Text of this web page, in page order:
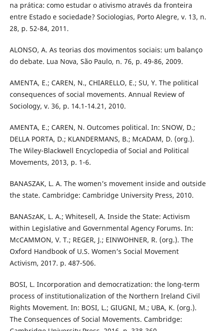
na prática: como estudar o ativismo através da fronteira
entre Estado e sociedade? Sociologias, Porto Alegre, v. 13, n.
28, p. 52-84, 2011.
ALONSO, A. As teorias dos movimentos sociais: um balanço
do debate. Lua Nova, São Paulo, n. 76, p. 49-86, 2009.
AMENTA, E.; CAREN, N., CHIARELLO, E.; SU, Y. The political
consequences of social movements. Annual Review of
Sociology, v. 36, p. 14.1-14.21, 2010.
AMENTA, E.; CAREN, N. Outcomes political. In: SNOW, D.;
DELLA PORTA, D.; KLANDERMANS, B.; McADAM, D. (org.).
The Wiley-Blackwell Encyclopedia of Social and Political
Movements, 2013, p. 1-6.
BANASZAK, L. A. The women’s movement inside and outside
the state. Cambridge: Cambridge University Press, 2010.
BANASzAK, L. A.; Whitesell, A. Inside the State: Activism
within Legislative and Governmental Agency Forums. In:
McCAMMON, V. T.; REGER, J.; EINWOHNER, R. (org.). The
Oxford Handbook of U.S. Women’s Social Movement
Activism, 2017. p. 487-506.
BOSI, L. Incorporation and democratization: the long-term
process of institutionalization of the Northern Ireland Civil
Rights Movement. In: BOSI, L.; GIUGNI, M.; UBA, K. (org.).
The Consequences of Social Movements. Cambridge: